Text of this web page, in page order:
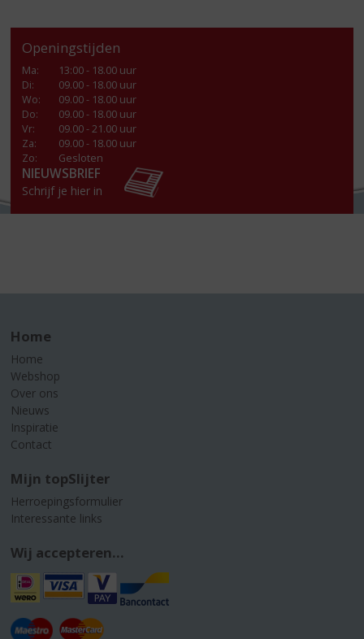
Openingstijden
Ma:
13:00 - 18.00 uur
Di:
09.00 - 18.00 uur
Wo:
09.00 - 18.00 uur
Do:
09.00 - 18.00 uur
Vr:
09.00 - 21.00 uur
Za:
09.00 - 18.00 uur
Zo:
Gesloten
NIEUWSBRIEF
Schrijf je hier in
Home
Home
Webshop
Over ons
Nieuws
Inspiratie
Contact
Mijn topSlijter
Herroepingsformulier
Interessante links
Wij accepteren...